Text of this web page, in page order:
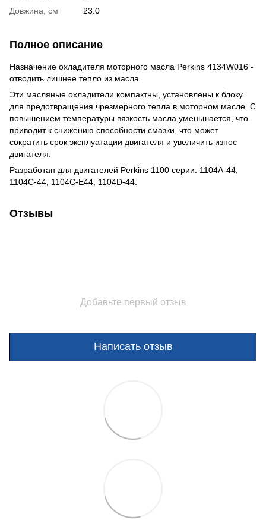
Довжина, см
23.0
Полное описание
Назначение охладителя моторного масла Perkins 4134W016 -
отводить лишнее тепло из масла.
Эти масляные охладители компактны, установлены к блоку
для предотвращения чрезмерного тепла в моторном масле. С
повышением температуры вязкость масла уменьшается, что
приводит к снижению способности смазки, что может
сократить срок эксплуатации двигателя и увеличить износ
двигателя.
Разработан для двигателей Perkins 1100 серии: 1104A-44,
1104C-44, 1104C-E44, 1104D-44.
Отзывы
Добавьте первый отзыв
Написать отзыв